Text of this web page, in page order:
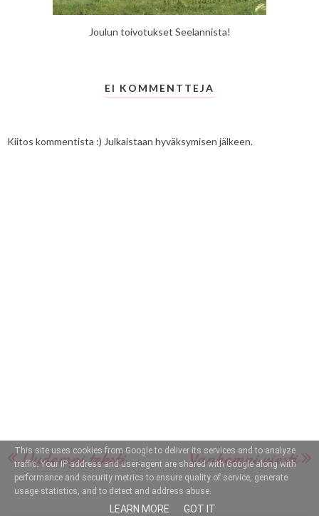
Joulun toivotukset Seelannista!
EI KOMMENTTEJA
Kiitos kommentista :) Julkaistaan hyväksymisen jälkeen.
Uudempi teksti Vanhempi viesti
This site uses cookies from Google to deliver its services and to analyze
traffic. Your IP address and user-agent are shared with Google along with
performance and security metrics to ensure quality of service, generate
usage statistics, and to detect and address abuse.
LEARN MORE GOT IT